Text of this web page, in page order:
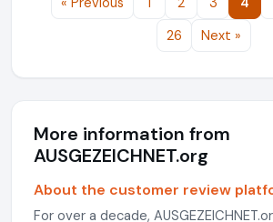
26
Next »
More information from
AUSGEZEICHNET.org
About the customer review
For over a decade,